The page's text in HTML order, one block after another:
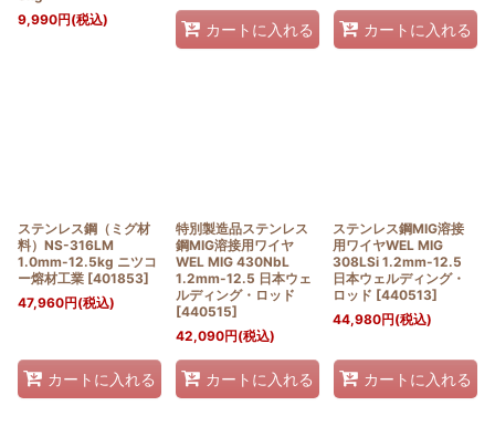
9,990円(税込) カートに入れる カートに入れる
ステンレス鋼（ミグ材
料）NS-316LM
1.0mm-12.5kg ニツコ
ー熔材工業 [401853]
47,960円(税込)
カートに入れる
特別製造品ステンレス
鋼MIG溶接用ワイヤ
WEL MIG 430NbL
1.2mm-12.5 日本ウェ
ルディング・ロッド
[440515]
42,090円(税込)
カートに入れる
ステンレス鋼MIG溶接
用ワイヤWEL MIG
308LSi 1.2mm-12.5
日本ウェルディング・
ロッド [440513]
44,980円(税込)
カートに入れる